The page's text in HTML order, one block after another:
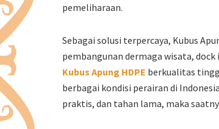
pemeliharaan.
Sebagai solusi terpercaya, Kubus
pembangunan dermaga wisata,
Kubus Apung HDPE berkualitas
berbagai kondisi perairan di
praktis, dan tahan lama, maka